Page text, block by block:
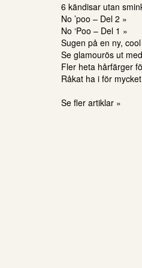
6 kändisar utan
No ’poo – Del 2 »
No ‘Poo – Del 1 »
Sugen på en ny,
Se glamourös ut
Fler heta hårfärger
Råkat ha i för
Se fler artiklar »